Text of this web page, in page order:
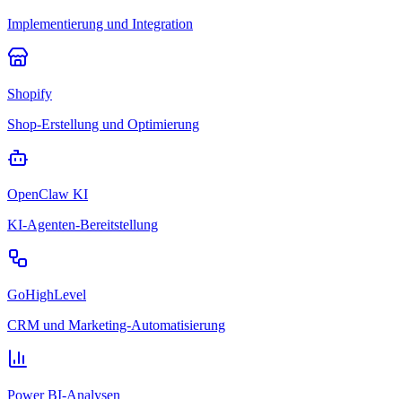
Implementierung und Integration
Shopify
Shop-Erstellung und Optimierung
OpenClaw KI
KI-Agenten-Bereitstellung
GoHighLevel
CRM und Marketing-Automatisierung
Power BI-Analysen